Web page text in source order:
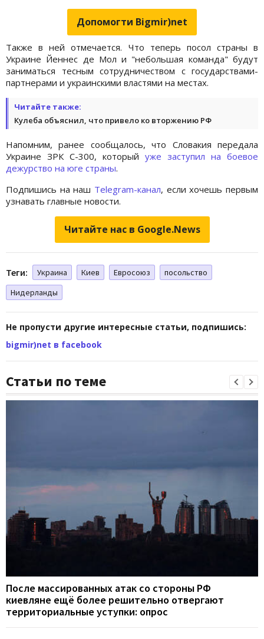
Допомогти Bigmir)net
Также в ней отмечается. Что теперь посол страны в
Украине Йеннес де Мол и "небольшая команда" будут
заниматься тесным сотрудничеством с государствами-
партнерами и украинскими властями на местах.
Читайте также:
Кулеба объяснил, что привело ко вторжению РФ
Напомним, ранее сообщалось, что Словакия передала
Украине ЗРК С-300, который уже заступил на боевое
дежурство на юге страны.
Подпишись на наш Telegram-канал, если хочешь первым
узнавать главные новости.
Читайте нас в Google.News
Теги: Украина Киев Евросоюз
посольство
Нидерланды
Не пропусти другие интересные статьи, подпишись:
bigmir)net в facebook
Статьи по теме
После массированных атак со стороны РФ
киевляне ещё более решительно отвергают
территориальные уступки: опрос